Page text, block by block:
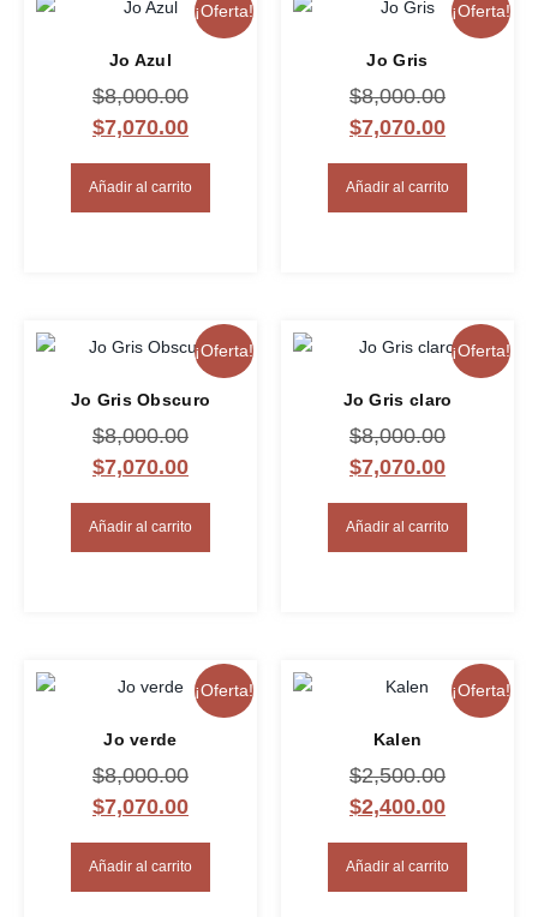
¡Oferta!
Jo Azul
$8,000.00
$7,070.00
Añadir al carrito
¡Oferta!
Jo Gris
$8,000.00
$7,070.00
Añadir al carrito
¡Oferta!
Jo Gris Obscuro
$8,000.00
$7,070.00
Añadir al carrito
¡Oferta!
Jo Gris claro
$8,000.00
$7,070.00
Añadir al carrito
¡Oferta!
Jo verde
$8,000.00
$7,070.00
Añadir al carrito
¡Oferta!
Kalen
$2,500.00
$2,400.00
Añadir al carrito